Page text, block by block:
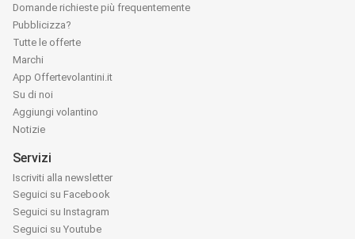
Domande richieste più frequentemente
Pubblicizza?
Tutte le offerte
Marchi
App Offertevolantini.it
Su di noi
Aggiungi volantino
Notizie
Servizi
Iscriviti alla newsletter
Seguici su Facebook
Seguici su Instagram
Seguici su Youtube